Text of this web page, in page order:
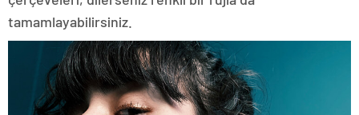
tamamlayabilirsiniz.